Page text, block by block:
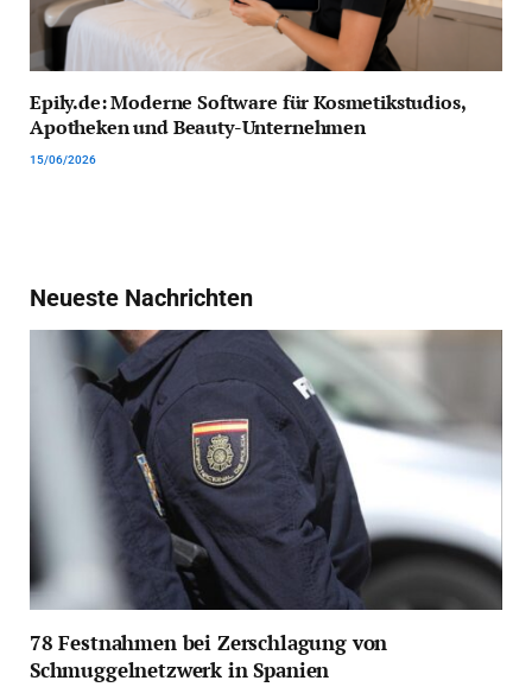
Epily.de: Moderne Software für Kosmetikstudios,
Apotheken und Beauty-Unternehmen
15/06/2026
Neueste Nachrichten
78 Festnahmen bei Zerschlagung von
Schmuggelnetzwerk in Spanien